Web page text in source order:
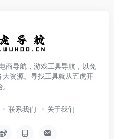
商导航，游戏工具导航，以免
资源。寻找工具就从五虎开
联系我们 关于我们